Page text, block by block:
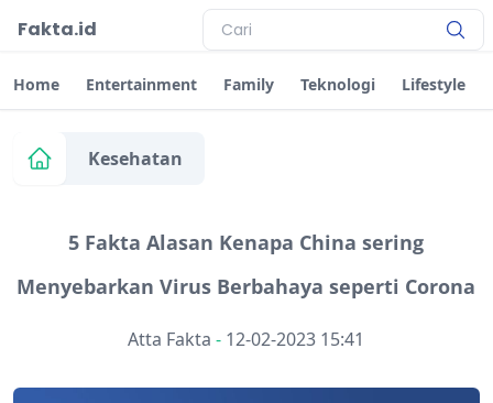
Fakta.id
Home Entertainment Family Teknologi Lifestyle
Kesehatan
5 Fakta Alasan Kenapa China sering
Menyebarkan Virus Berbahaya seperti Corona
Atta Fakta - 12-02-2023 15:41